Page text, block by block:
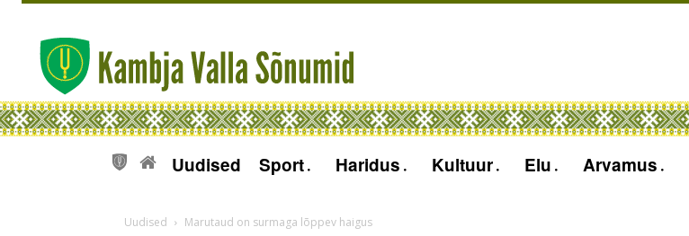
Uudised Sport Haridus Kultuur Elu Arvamus
Uudised Marutaud on surmaga lõppev haigus